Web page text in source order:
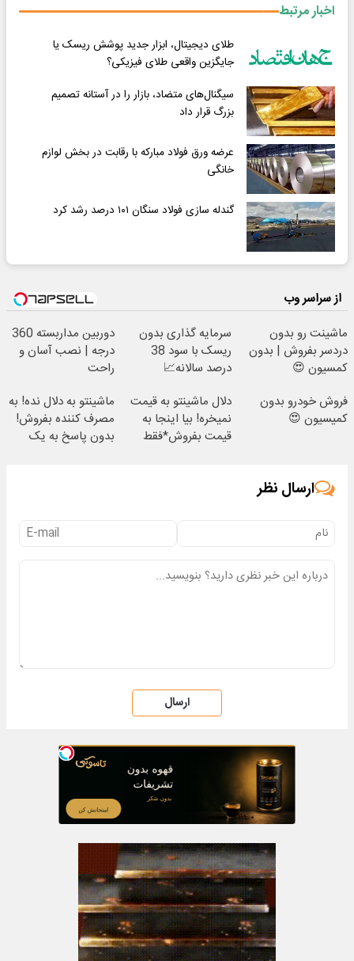
اخبار مرتبط
طلای دیجیتال، ابزار جدید پوشش ریسک یا
جایگزین واقعی طلای فیزیکی؟
سیگنال‌های متضاد، بازار را در آستانه تصمیم
بزرگ قرار داد
عرضه ورق فولاد مبارکه با رقابت در بخش لوازم
خانگی
گندله سازی فولاد سنگان ۱۰۱ درصد رشد کرد
از سراسر وب
ماشینت رو بدون
دردسر بفروش | بدون
کمسیون 😍
سرمایه گذاری بدون
ریسک با سود 38
درصد سالانه📈
دوربین مداربسته 360
درجه | نصب آسان و
راحت
فروش خودرو بدون
کمیسیون 😍
دلال ماشینتو به قیمت
نمیخره! بیا اینجا به
قیمت بفروش*فقط
ماشینتو به دلال نده! به
مصرف کننده بفروش!
بدون پاسخ به یک
ارسال نظر
ارسال